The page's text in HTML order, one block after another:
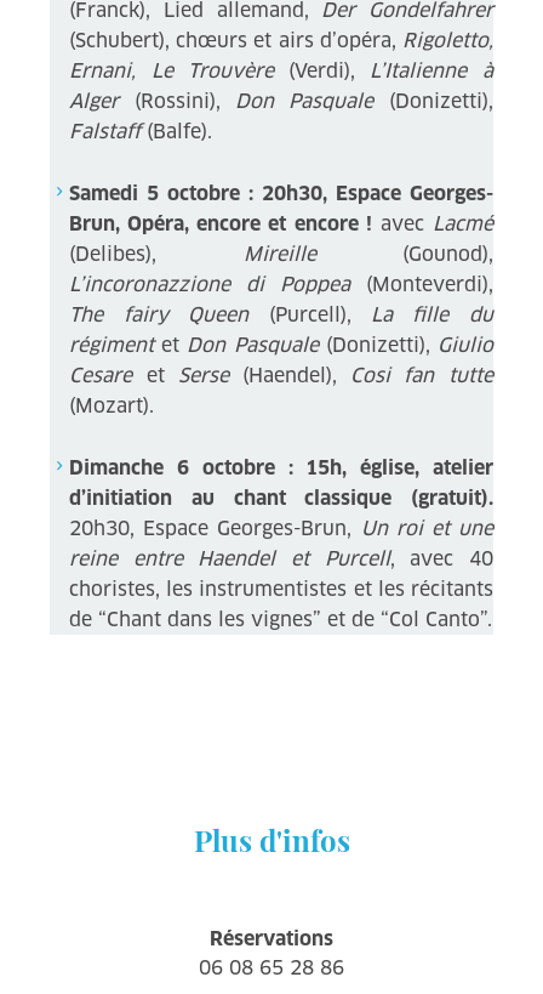
(Franck), Lied allemand, Der Gondelfahrer
(Schubert), chœurs et airs d’opéra, Rigoletto,
Ernani, Le Trouvère(Verdi), L’Italienne à
Alger(Rossini), Don Pasquale(Donizetti),
Falstaff(Balfe).
Samedi 5 octobre : 20h30, Espace Georges-
Brun, Opéra, encore et encore ! avec Lacmé
(Delibes), Mireille(Gounod),
L’incoronazzione di Poppea(Monteverdi),
The fairy Queen(Purcell), La fille du
régimentet Don Pasquale(Donizetti), Giulio
Cesareet Serse(Haendel), Cosi fan tutte
(Mozart).
Dimanche 6 octobre : 15h, église, atelier
d’initiation au chant classique (gratuit).
20h30, Espace Georges-Brun, Un roi et une
reine entre Haendel et Purcell, avec 40
choristes, les instrumentistes et les récitants
de “Chant dans les vignes” et de “Col Canto”.
Plus d'infos
Réservations
06 08 65 28 86